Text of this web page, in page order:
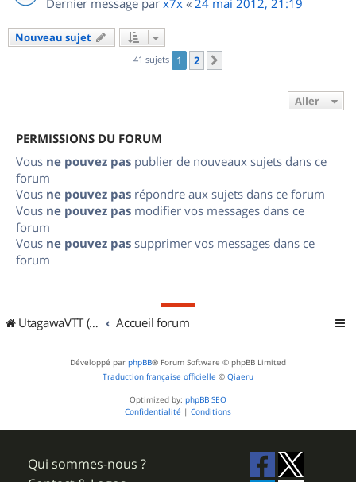
Nouveau sujet
41 sujets 1 2
Aller
PERMISSIONS DU FORUM
Vous ne pouvez pas publier de nouveaux sujets dans ce
forum
Vous ne pouvez pas répondre aux sujets dans ce forum
Vous ne pouvez pas modifier vos messages dans ce
forum
Vous ne pouvez pas supprimer vos messages dans ce
forum
UtagawaVTT (Randos VTT et VTTAE avec traces GPS) Accueil forum
Développé par phpBB® Forum Software © phpBB Limited
Traduction française officielle © Qiaeru
Optimized by: phpBB SEO
Confidentialité | Conditions
Qui sommes-nous ?